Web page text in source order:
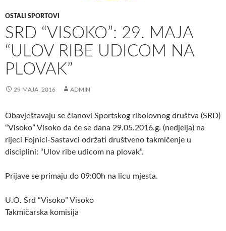
OSTALI SPORTOVI
SRD “VISOKO”: 29. MAJA
“ULOV RIBE UDICOM NA
PLOVAK”
29 MAJA, 2016 ADMIN
Obavještavaju se članovi Sportskog ribolovnog društva (SRD)
“Visoko” Visoko da će se dana 29.05.2016.g. (nedjelja) na
rijeci Fojnici-Sastavci održati društveno takmičenje u
disciplini: “Ulov ribe udicom na plovak”.
Prijave se primaju do 09:00h na licu mjesta.
U.O. Srd “Visoko” Visoko
Takmičarska komisija